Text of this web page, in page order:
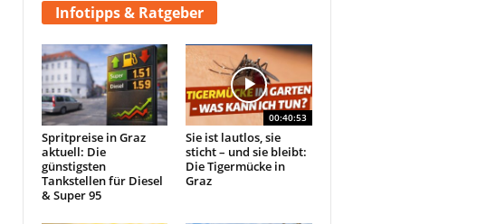
Infotipps & Ratgeber
Spritpreise in Graz
aktuell: Die
günstigsten
Tankstellen für Diesel
& Super 95
00:40:53
Sie ist lautlos, sie
sticht – und sie bleibt:
Die Tigermücke in
Graz